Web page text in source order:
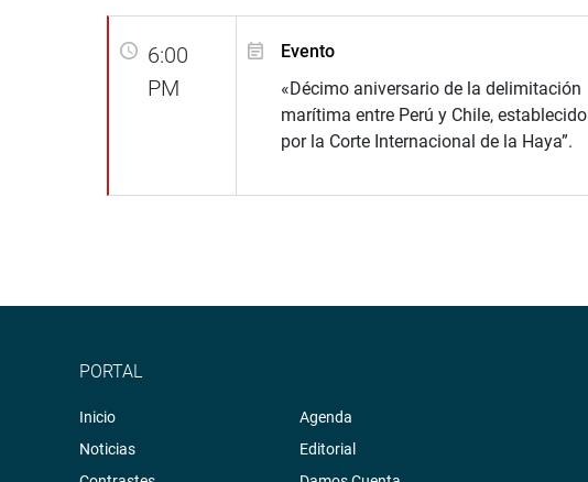
6:00
PM
Evento
«Décimo aniversario de la delimitación
marítima entre Perú y Chile, establecido
por la Corte Internacional de la Haya”.
PORTAL
Inicio
Noticias
Agenda
Editorial